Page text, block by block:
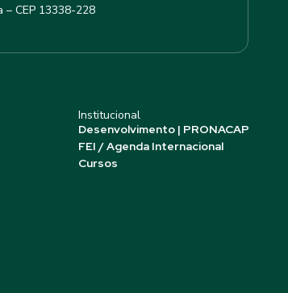
– CEP 13338-228
Institucional
Desenvolvimento | PRONACAP
FEI / Agenda Internacional
Cursos